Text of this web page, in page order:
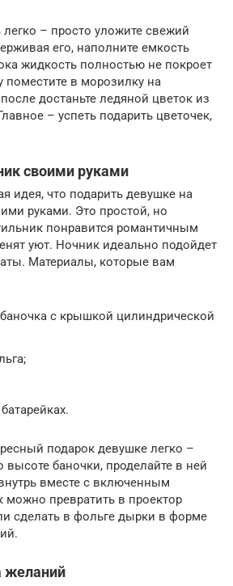
легко – просто уложите свежий
его, наполните емкость
жидкость полностью не покроет
поместите в морозилку на
достаньте ледяной цветок из
– успеть подарить цветочек,
своими руками
идея, что подарить девушке на
руками. Это простой, но
понравится романтичным
уют. Ночник идеально подойдет
Материалы, которые вам
с крышкой цилиндрической
подарок девушке легко –
высоте баночки, проделайте в ней
вместе с включенным
превратить в проектор
сделать в фольге дырки в форме
желаний